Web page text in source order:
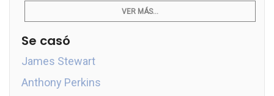
VER MÁS...
Se casó
James Stewart
Anthony Perkins